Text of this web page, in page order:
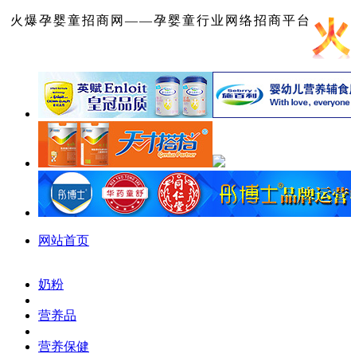
火爆孕婴童招商网——孕婴童行业网络招商平台
网站首页
奶粉
营养品
营养保健